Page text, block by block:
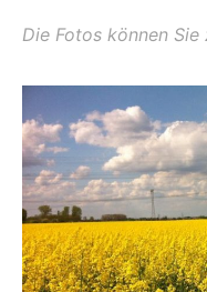
Die Fotos können